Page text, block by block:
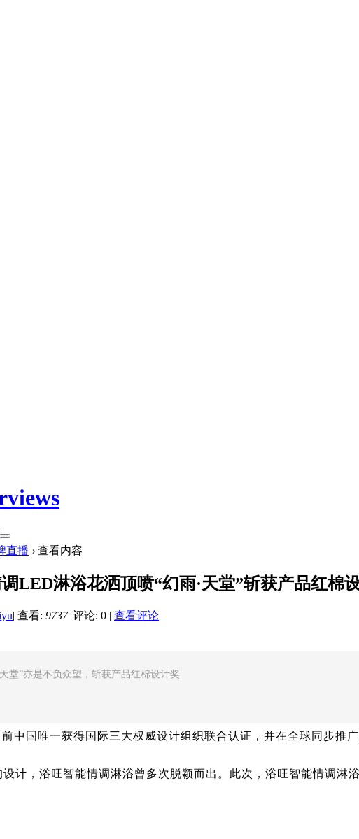
直播 › 查看内容
LED淋浴花洒顶喷“幻雨·天堂”斩获产品红棉
| 查看: 9737| 评论: 0 | 查看评论
堂”亦是不负众望，斩获产品红棉设计奖
中国唯一获得国际三大权威设计组织联合认证，并在全球同步推
计，浴旺智能情调淋浴曾多次脱颖而出。此次，浴旺智能情调淋